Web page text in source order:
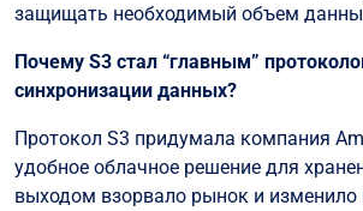
защищать необходимый объем
Почему S3 стал “главным”
синхронизации данных?
Протокол S3 придумала компания
удобное облачное решение для
выходом взорвало рынок и изменило